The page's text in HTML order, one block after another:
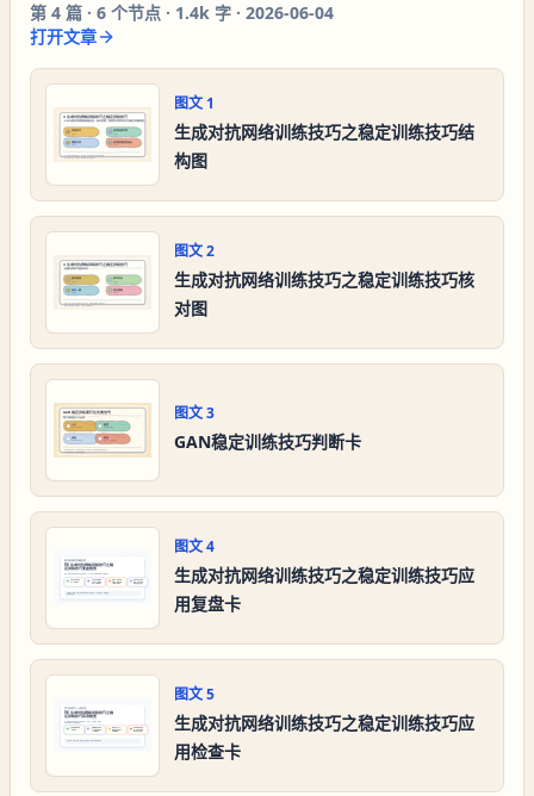
第 4 篇 · 6 个节点 · 1.4k 字 · 2026-06-04
打开文章
图文 1
生成对抗网络训练技巧之稳定训练技巧结
构图
图文2
生成对抗网络训练技巧之稳定训练技巧核
对图
图文3
GAN稳定训练技巧判断卡
图文4
生成对抗网络训练技巧之稳定训练技巧应
用复盘卡
图文5
生成对抗网络训练技巧之稳定训练技巧应
用检查卡